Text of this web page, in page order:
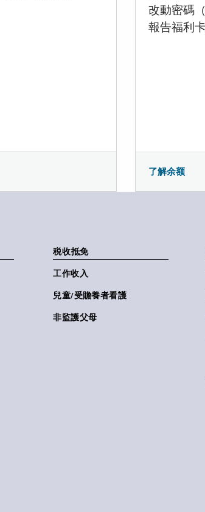
改動密碼
報告福利
了解余额
税收抵免
工作收入
兒童/受贍養者看護
非監護父母